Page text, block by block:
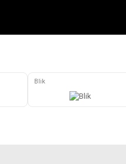
Blik